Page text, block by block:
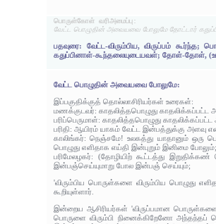
பொருள்கோள் வரிஅமைப்பு:
வேட்ட பொழுதின் அவையவை போலுமே தோட்டார்
பதவுரை: வேட்ட-விரும்பிய, விருப்பம்
கதுப்பினாள்-கூந்தலையுடையவள்; தோள்-தோள்,
வேட்ட பொழுதின் அவையவை போலுமே:
இப்பகுதிக்குத் தொல்லாசிரியர்கள் உரைகள்:
மணக்குடவர்: காதலித்தபொழுது
பரிப்பெருமாள்: காதலித்தபொழுது
பரிதி: ஆயிரம் யாகம் வேட்ட இன்பத்துக்கு அளவு
காலிங்கர்: நெஞ்சமே! உலகத்து யாதானும் ஒரு
பொழுது எளிதாக எய்தி இன்புறும் இனிமை போலும்;
பரிமேலழகர்: (தோழியிற் கூட்டத்து
இன்பஞ்செய்யுமாறு போல இன்பஞ் செய்யும்;
'விரும்பிய பொருள்களை விரும்பிய பொழுது
கூறியுள்ளார்.
இன்றைய ஆசிரியர்கள் 'விருப்பமான
பொருளை விரும்பி நினைக்கிறேனோ அந்தந்தப்